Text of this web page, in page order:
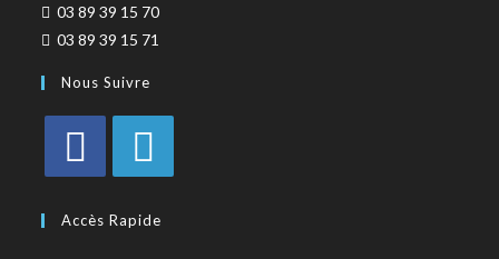
03 89 39 15 70
03 89 39 15 71
Nous Suivre
Accès Rapide